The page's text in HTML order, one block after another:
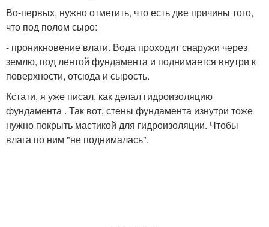
Во-первых, нужно отметить, что есть две причины того,
что под полом сыро:
- проникновение влаги. Вода проходит снаружи через
землю, под лентой фундамента и поднимается внутри к
поверхности, отсюда и сырость.
Кстати, я уже писал, как делал гидроизоляцию
фундамента . Так вот, стены фундамента изнутри тоже
нужно покрыть мастикой для гидроизоляции. Чтобы
влага по ним "не поднималась".